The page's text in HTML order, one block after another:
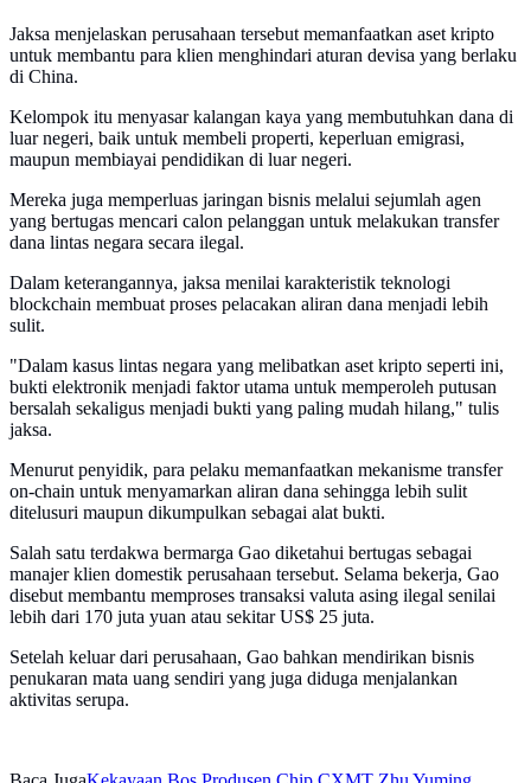
Jaksa menjelaskan perusahaan tersebut memanfaatkan aset kripto
untuk membantu para klien menghindari aturan devisa yang berlaku
di China.
Kelompok itu menyasar kalangan kaya yang membutuhkan dana di
luar negeri, baik untuk membeli properti, keperluan emigrasi,
maupun membiayai pendidikan di luar negeri.
Mereka juga memperluas jaringan bisnis melalui sejumlah agen
yang bertugas mencari calon pelanggan untuk melakukan transfer
dana lintas negara secara ilegal.
Dalam keterangannya, jaksa menilai karakteristik teknologi
blockchain membuat proses pelacakan aliran dana menjadi lebih
sulit.
"Dalam kasus lintas negara yang melibatkan aset kripto seperti ini,
bukti elektronik menjadi faktor utama untuk memperoleh putusan
bersalah sekaligus menjadi bukti yang paling mudah hilang," tulis
jaksa.
Menurut penyidik, para pelaku memanfaatkan mekanisme transfer
on-chain untuk menyamarkan aliran dana sehingga lebih sulit
ditelusuri maupun dikumpulkan sebagai alat bukti.
Salah satu terdakwa bermarga Gao diketahui bertugas sebagai
manajer klien domestik perusahaan tersebut. Selama bekerja, Gao
disebut membantu memproses transaksi valuta asing ilegal senilai
lebih dari 170 juta yuan atau sekitar US$ 25 juta.
Setelah keluar dari perusahaan, Gao bahkan mendirikan bisnis
penukaran mata uang sendiri yang juga diduga menjalankan
aktivitas serupa.